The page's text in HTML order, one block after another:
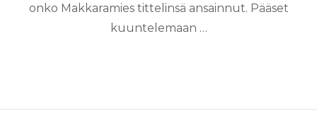
onko Makkaramies tittelinsä ansainnut. Pääset
kuuntelemaan …